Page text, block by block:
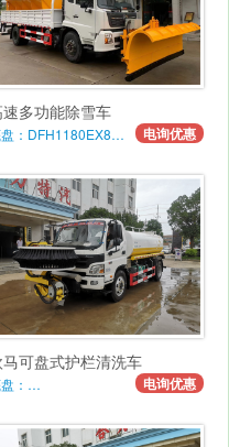
多功能除雪车
：DFH1180EX8… 电询优惠
可盘式护栏清洗车
盘：… 电询优惠